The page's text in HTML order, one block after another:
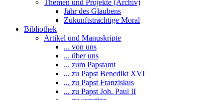
Themen und Projekte (Archiv)
Jahr des Glaubens
Zukunftsträchtige Moral
Bibliothek
Artikel und Manuskripte
... von uns
... über uns
... zum Papstamt
... zu Papst Benedikt XVI
... zu Papst Franziskus
... zu Papst Joh. Paul II